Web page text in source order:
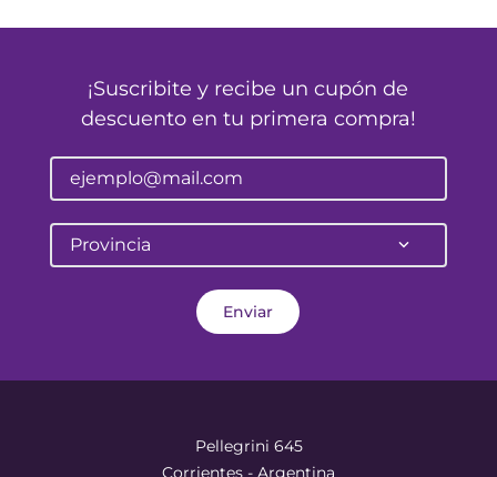
¡Suscribite y recibe un cupón de
descuento en tu primera compra!
Provincia
Enviar
Pellegrini 645
Corrientes - Argentina